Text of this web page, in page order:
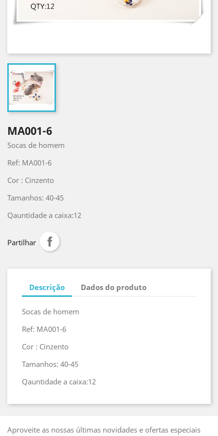
MA001-6
Socas de homem
Ref: MA001-6
Cor : Cinzento
Tamanhos: 40-45
Qauntidade a caixa:12
Partilhar
Descrição Dados do produto
Socas de homem
Ref: MA001-6
Cor : Cinzento
Tamanhos: 40-45
Qauntidade a caixa:12
Aproveite as nossas últimas novidades e ofertas especiais